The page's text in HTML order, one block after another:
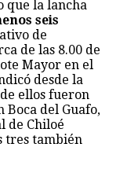
que la lancha
seis
de
de las 8.00 de
Mayor en el
desde la
ellos fueron
del Guafo,
de Chiloé
tres también